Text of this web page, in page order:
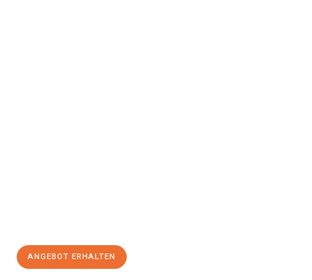
ANGEBOT ERHALTEN